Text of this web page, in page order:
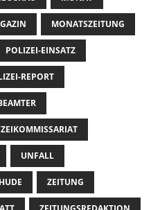
MONATSZEITUNG
POLIZEI-EINSATZ
REPORT
UNFALL
ZEITUNG